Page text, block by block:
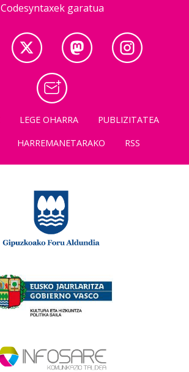
Codesyntaxek garatua
LEGE OHARRA
PUBLIZITATEA
HARREMANETARAKO RSS